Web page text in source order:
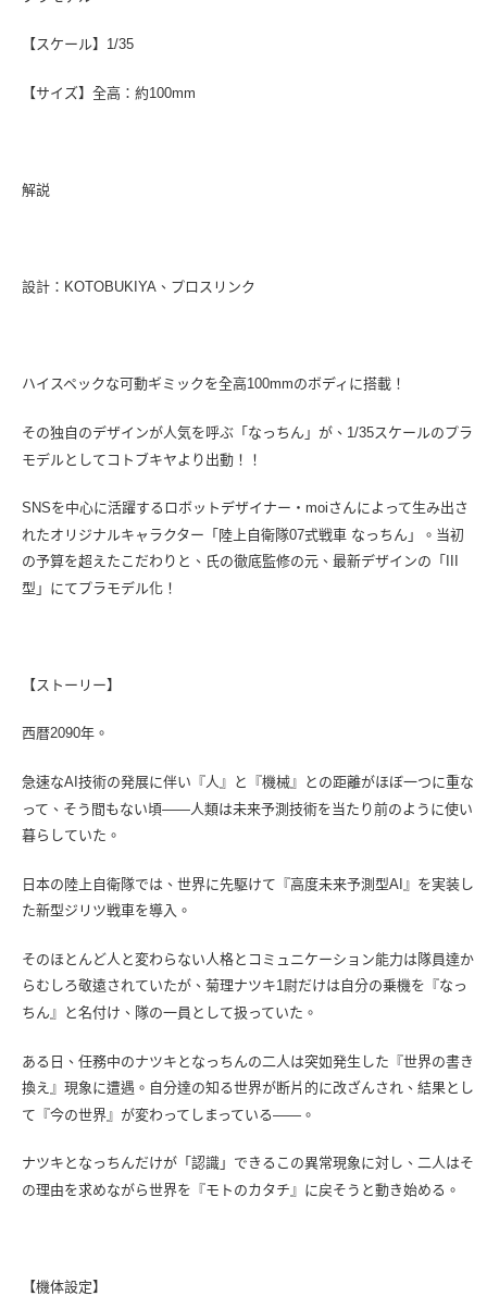
【スケール】1/35
【サイズ】全高：約100mm
解説
設計：KOTOBUKIYA、プロスリンク
ハイスペックな可動ギミックを全高100mmのボディに搭載！
その独自のデザインが人気を呼ぶ「なっちん」が、1/35スケールのプラ
モデルとしてコトブキヤより出動！！
SNSを中心に活躍するロボットデザイナー・moiさんによって生み出さ
れたオリジナルキャラクター「陸上自衛隊07式戦車 なっちん」。当初
の予算を超えたこだわりと、氏の徹底監修の元、最新デザインの「III
型」にてプラモデル化！
【ストーリー】
西暦2090年。
急速なAI技術の発展に伴い『人』と『機械』との距離がほぼ一つに重な
って、そう間もない頃――人類は未来予測技術を当たり前のように使い
暮らしていた。
日本の陸上自衛隊では、世界に先駆けて『高度未来予測型AI』を実装し
た新型ジリツ戦車を導入。
そのほとんど人と変わらない人格とコミュニケーション能力は隊員達か
らむしろ敬遠されていたが、菊理ナツキ1尉だけは自分の乗機を『なっ
ちん』と名付け、隊の一員として扱っていた。
ある日、任務中のナツキとなっちんの二人は突如発生した『世界の書き
換え』現象に遭遇。自分達の知る世界が断片的に改ざんされ、結果とし
て『今の世界』が変わってしまっている――。
ナツキとなっちんだけが「認識」できるこの異常現象に対し、二人はそ
の理由を求めながら世界を『モトのカタチ』に戻そうと動き始める。
【機体設定】